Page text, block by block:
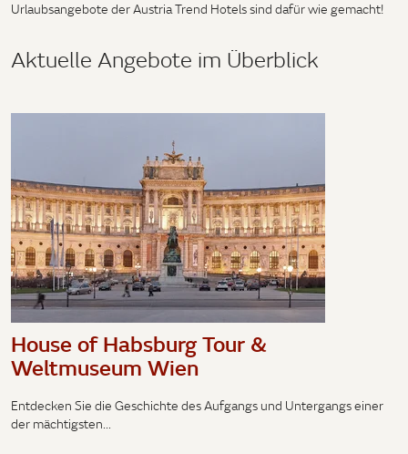
Urlaubsangebote der Austria Trend Hotels sind dafür wie gemacht!
Aktuelle Angebote im Überblick
House of Habsburg Tour &
Weltmuseum Wien
Entdecken Sie die Geschichte des Aufgangs und Untergangs einer
der mächtigsten...